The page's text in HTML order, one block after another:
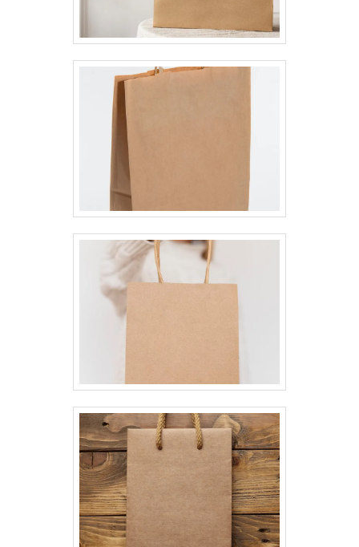
diferentes tamanhos e formatos, a Caixa Flexível
Kraft é uma solução versátil que une praticidade e
consciência ecológica, tornando-se uma escolha
inteligente para empresas e consumidores